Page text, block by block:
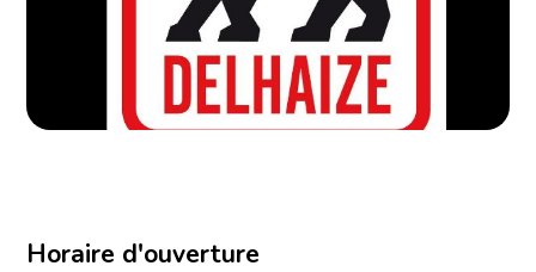
Horaire d'ouverture